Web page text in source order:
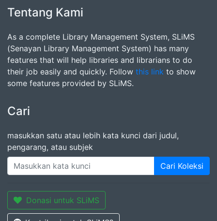
Tentang Kami
As a complete Library Management System, SLiMS
(Senayan Library Management System) has many
features that will help libraries and librarians to do
their job easily and quickly. Follow this link to show
some features provided by SLiMS.
Cari
masukkan satu atau lebih kata kunci dari judul,
pengarang, atau subjek
Cari Koleksi
Donasi untuk SLiMS